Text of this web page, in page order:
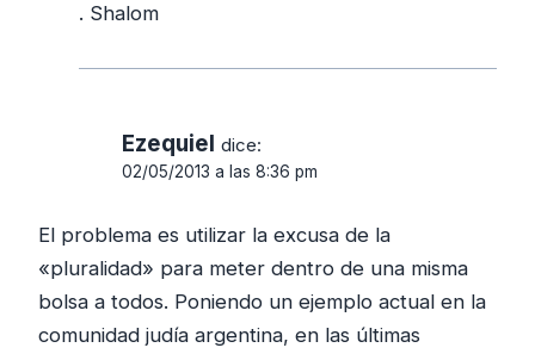
. Shalom
Ezequiel dice:
02/05/2013 a las 8:36 pm
El problema es utilizar la excusa de la
«pluralidad» para meter dentro de una misma
bolsa a todos. Poniendo un ejemplo actual en la
comunidad judía argentina, en las últimas